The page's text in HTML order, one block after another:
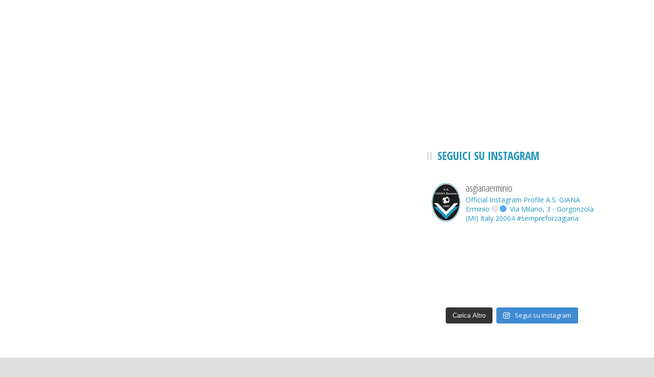
SEGUICI SU INSTAGRAM
asgianaerminio
Official Instagram Profile A.S. GIANA
Erminio
Via Milano, 3 - Gorgonzola
(MI) Italy 20064 #sempreforzagiana
Carica Altro Segui su Instagram